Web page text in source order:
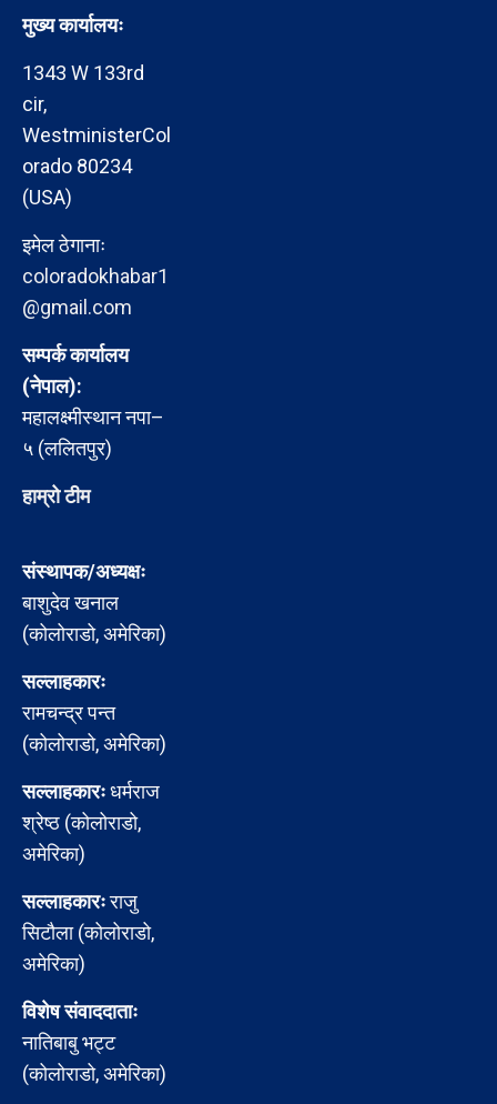
मुख्य कार्यालयः
1343 W 133rd
cir,
WestministerCol
orado 80234
(USA)
इमेल ठेगानाः
coloradokhabar1
@gmail.com
सम्पर्क कार्यालय
(नेपाल):
महालक्ष्मीस्थान नपा–
५ (ललितपुर)
हाम्रो टीम
संस्थापक/अध्यक्षः
बाशुदेव खनाल
(कोलोराडो, अमेरिका)
सल्लाहकारः
रामचन्द्र पन्त
(कोलोराडो, अमेरिका)
सल्लाहकारःधर्मराज
श्रेष्ठ (कोलोराडो,
अमेरिका)
सल्लाहकारःराजु
सिटौला (कोलोराडो,
अमेरिका)
विशेष संवाददाताः
नातिबाबु भट्ट
(कोलोराडो, अमेरिका)